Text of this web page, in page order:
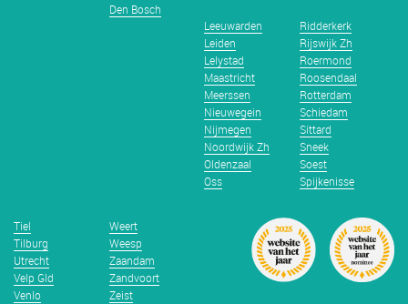
Den Bosch
Leeuwarden
Leiden
Lelystad
Maastricht
Meerssen
Nieuwegein
Nijmegen
Noordwijk Zh
Oldenzaal
Oss
Ridderkerk
Rijswijk Zh
Roermond
Roosendaal
Rotterdam
Schiedam
Sittard
Sneek
Soest
Spijkenisse
Tiel
Tilburg
Utrecht
Velp Gld
Venlo
Weert
Weesp
Zaandam
Zandvoort
Zeist